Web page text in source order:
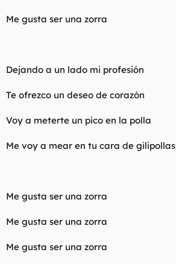
Me gusta ser una zorra
Dejando a un lado mi profesión
Te ofrezco un deseo de corazón
Voy a meterte un pico en la polla
Me voy a mear en tu cara de gilipollas
Me gusta ser una zorra
Me gusta ser una zorra
Me gusta ser una zorra